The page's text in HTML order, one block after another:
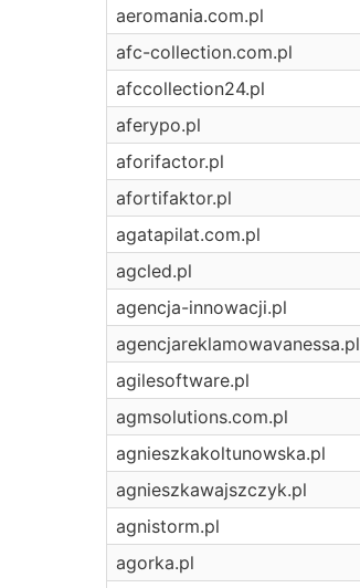
aeromania.com.pl
afc-collection.com.pl
afccollection24.pl
aferypo.pl
aforifactor.pl
afortifaktor.pl
agatapilat.com.pl
agcled.pl
agencja-innowacji.pl
agencjareklamowavanessa.pl
agilesoftware.pl
agmsolutions.com.pl
agnieszkakoltunowska.pl
agnieszkawajszczyk.pl
agnistorm.pl
agorka.pl